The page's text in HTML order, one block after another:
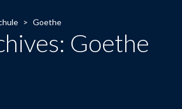
> Goethe
Goethe